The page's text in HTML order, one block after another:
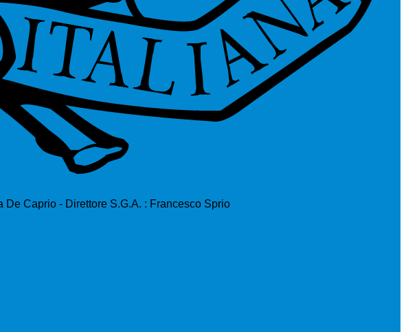
Caprio - Direttore S.G.A. : Francesco Sprio